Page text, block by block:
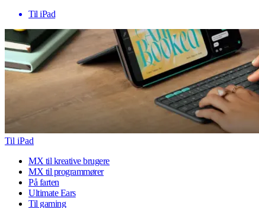
Til iPad
Til iPad
MX til kreative brugere
MX til programmører
På farten
Ultimate Ears
Til gaming